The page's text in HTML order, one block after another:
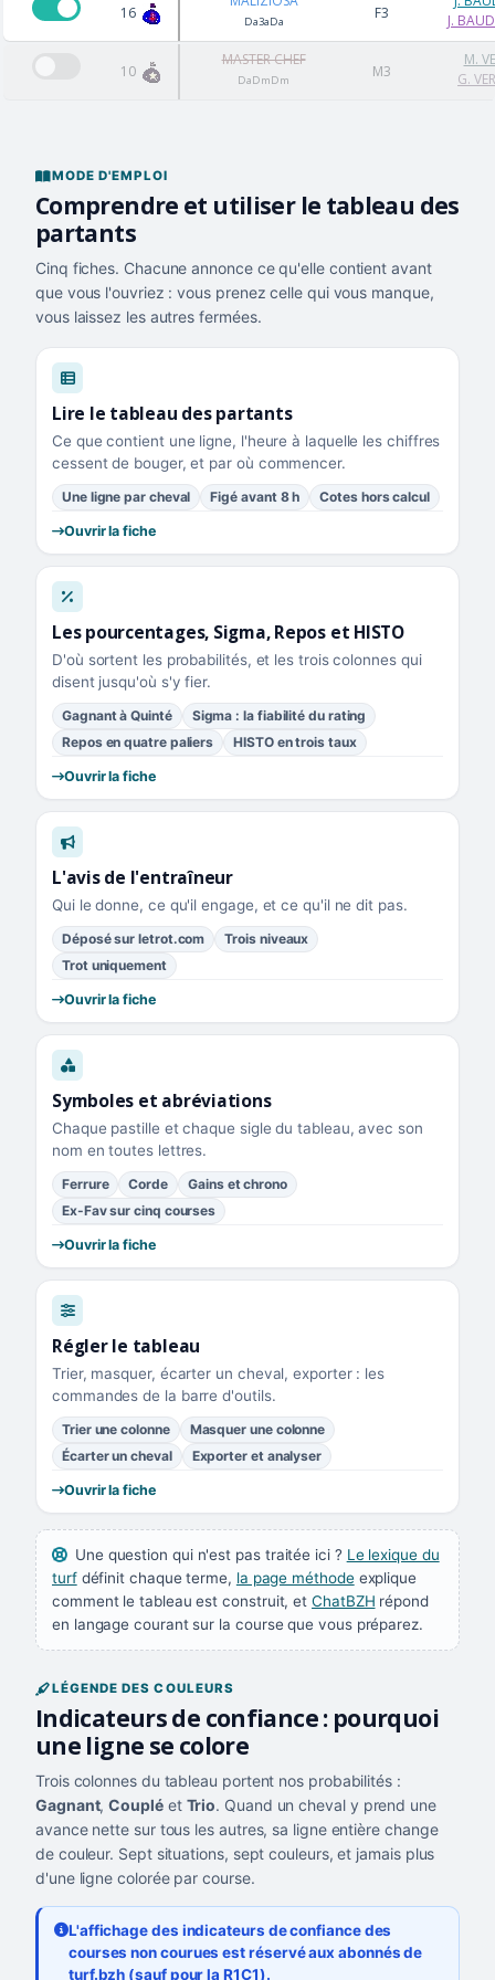
16 Da3aDa F3
J.
10
MASTER CHEF
DaDmDm M3
M.
G.
MODE D'EMPLOI
Comprendre et utiliser le tableau des
partants
Cinq fiches. Chacune annonce ce qu'elle contient avant
que vous l'ouvriez : vous prenez celle qui vous manque,
vous laissez les autres fermées.
Lire le tableau des partants
Ce que contient une ligne, l'heure à laquelle les chiffres
cessent de bouger, et par où commencer.
Une ligne par cheval Figé avant 8 h Cotes hors calcul
Ouvrir la fiche
Les pourcentages, Sigma, Repos et HISTO
D'où sortent les probabilités, et les trois colonnes qui
disent jusqu'où s'y fier.
Gagnant à Quinté
Sigma : la fiabilité du rating
Repos en quatre paliers
HISTO en trois taux
Ouvrir la fiche
L'avis de l'entraîneur
Qui le donne, ce qu'il engage, et ce qu'il ne dit pas.
Déposé sur letrot.com
Trois niveaux
Trot uniquement
Ouvrir la fiche
Symboles et abréviations
Chaque pastille et chaque sigle du tableau, avec son
nom en toutes lettres.
Ferrure Corde
Gains et chrono
Ex-Fav sur cinq courses
Ouvrir la fiche
Régler le tableau
Trier, masquer, écarter un cheval, exporter : les
commandes de la barre d'outils.
Trier une colonne
Masquer une colonne
Écarter un cheval
Exporter et analyser
Ouvrir la fiche
Une question qui n'est pas traitée ici ? Le lexique du
turfdéfinit chaque terme, la page méthodeexplique
comment le tableau est construit, etChatBZH répond
en langage courant sur la course que vous préparez.
LÉGENDE DES COULEURS
Indicateurs de confiance : pourquoi
une ligne se colore
Trois colonnes du tableau portent nos probabilités :
Gagnant,Coupléet Trio. Quand un cheval y prend une
avance nette sur tous les autres, sa ligne entière change
de couleur. Sept situations, sept couleurs, et jamais plus
d'une ligne colorée par course.
L'affichage des indicateurs de confiance des
courses non courues est réservé aux abonnés de
turf.bzh (sauf pour la R1C1).